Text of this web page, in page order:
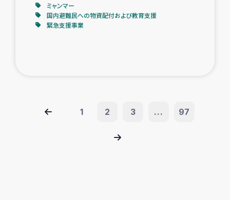
ミャンマー
国内避難民への物資配付および教育支援
緊急支援事業
1 2 3 ... 97